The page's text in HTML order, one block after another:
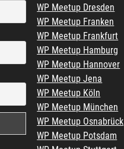
WP Meetup Dresden
WP Meetup Franken
WP Meetup Frankfurt
WP Meetup Hamburg
WP Meetup Hannover
WP Meetup Jena
WP Meetup Köln
WP Meetup München
WP Meetup Osnabrück
WP Meetup Potsdam